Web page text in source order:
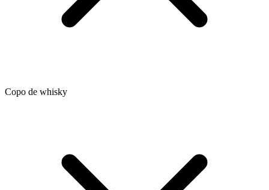
Copo de whisky